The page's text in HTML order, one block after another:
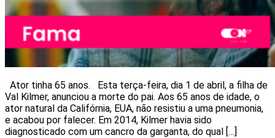
Ator tinha 65 anos. Esta terça-feira, dia 1 de abril, a filha de
Val Kilmer, anunciou a morte do pai. Aos 65 anos de idade, o
ator natural da Califórnia, EUA, não resistiu a uma pneumonia,
e acabou por falecer. Em 2014, Kilmer havia sido
diagnosticado com um cancro da garganta, do qual […]